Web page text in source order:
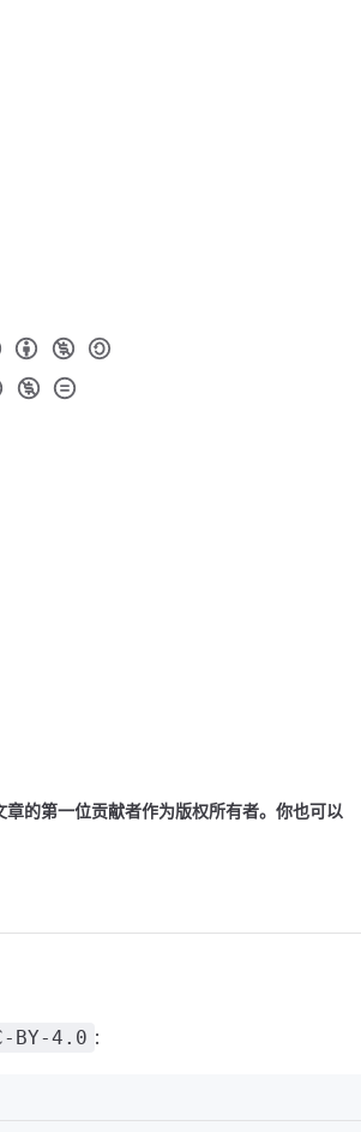
的第一位贡献者作为版权所有者。你也可以
BY-4.0 :